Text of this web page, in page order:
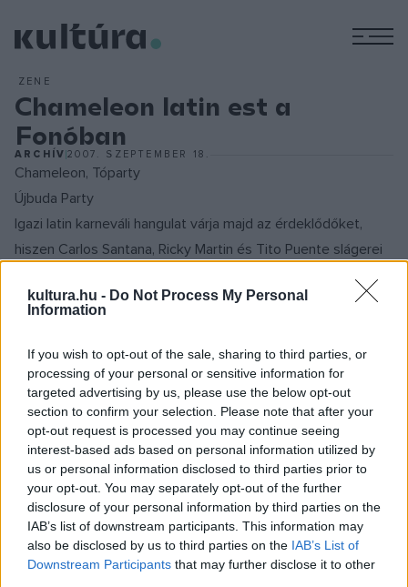
kultura.hu - Do Not Process My Personal
Information
If you wish to opt-out of the sale, sharing to third parties, or
processing of your personal or sensitive information for
targeted advertising by us, please use the below opt-out
section to confirm your selection. Please note that after your
opt-out request is processed you may continue seeing
interest-based ads based on personal information utilized by
us or personal information disclosed to third parties prior to
your opt-out. You may separately opt-out of the further
disclosure of your personal information by third parties on the
IAB’s list of downstream participants. This information may
also be disclosed by us to third parties on the IAB’s List of
Downstream Participants that may further disclose it to other
ZENE
Chameleon latin est a
Fonóban
ARCHÍV2007. SZEPTEMBER 18.
Chameleon, Tóparty
Újbuda Party
Igazi latin karneváli hangulat várja majd az érdeklődőket,
hiszen Carlos Santana, Ricky Martin és Tito Puente slágerei
mellett olyan klasszikussá vált alkotások is hallhatók lesznek
ezen az estén, mint a Spain, a Caravan vagy a La Fiesta.
- A Fonóban eddig kétszer játszhattunk telt ház előtt. A
Swing Est és a Farsangi Funk koncert után, most egy igazi
vérpezsdítő latin esttel szeretnénk meglepni a közönséget!
- mondtaBálint Rezső, a zenekar művészeti vezetője.
A Chameleon Big Bandet 2003-ban a Weiner Leó
Zeneművészeti Szakközépiskola akkori növendékei
alapították, Bálint Rezső harsonaművész-karnagy művészeti
vezetésével. Az együttes tagjai ma már zenei felsőoktatási